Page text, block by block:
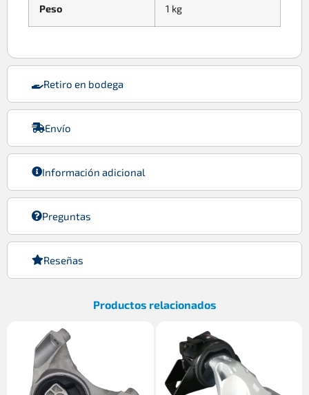
Retiro en bodega
Envío
Información adicional
Preguntas
Reseñas
Peso 1 kg
Productos relacionados